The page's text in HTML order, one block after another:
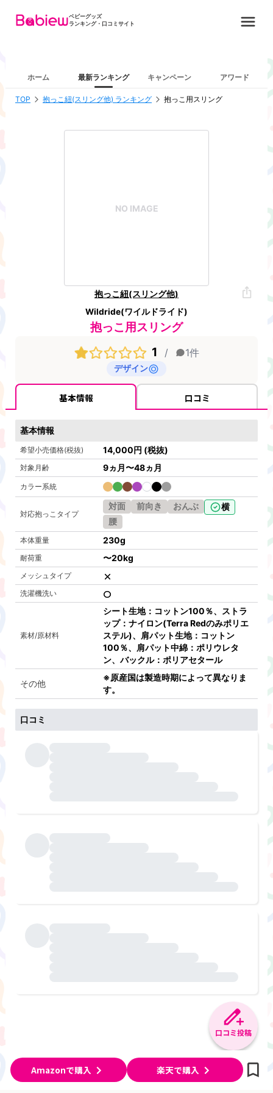
ベビーグッズ
ランキング・口コミサイト
ホーム 最新ランキング キャンペーン アワード
TOP 抱っこ紐(スリング他) ランキング 抱っこ用スリング
NO IMAGE
抱っこ紐(スリング他)
Wildride(ワイルドライド)
抱っこ用スリング
1
/ 1件
デザイン
基本情報 口コミ
基本情報
希望小売価格(税抜) 14,000円 (税抜)
対象月齢 9ヵ月〜48ヵ月
カラー系統
対応抱っこタイプ
対面 前向き おんぶ
横
腰
本体重量 230g
耐荷重 〜20kg
メッシュタイプ
洗濯機洗い
素材/原材料
シート生地：コットン100％、ストラ
ップ：ナイロン(Terra Redのみポリエ
ステル)、肩パット生地：コットン
100％、肩パット中綿：ポリウレタ
ン、バックル：ポリアセタール
その他
※原産国は製造時期によって異なりま
す。
口コミ
口コミ投稿
Amazonで購入 楽天で購入